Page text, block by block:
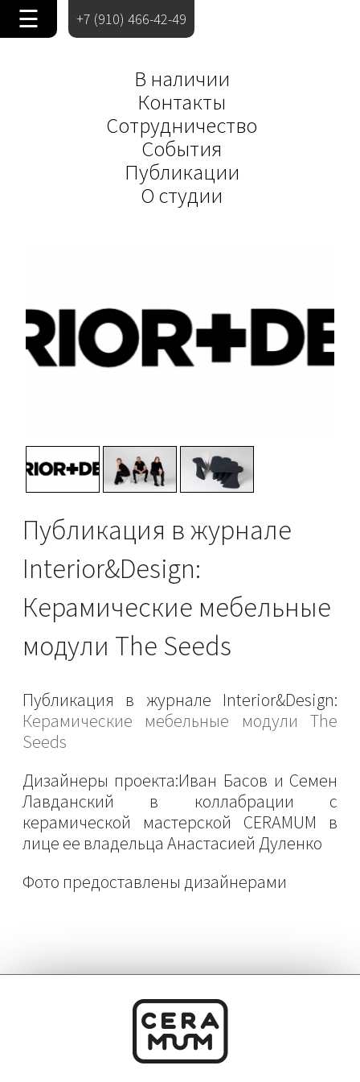
☰ +7 (910) 466-42-49
В наличии
Контакты
Сотрудничество
События
Публикации
О студии
Публикация в журнале
Interior&Design:
Керамические мебельные
модули The Seeds
Публикация в журнале Interior&Design:
Керамические мебельные модули The
Seeds
Дизайнеры проекта:Иван Басов и Семен
Лавданский в коллабрации с
керамической мастерской CERAMUM в
лице ее владельца Анастасией Дуленко
Фото предоставлены дизайнерами